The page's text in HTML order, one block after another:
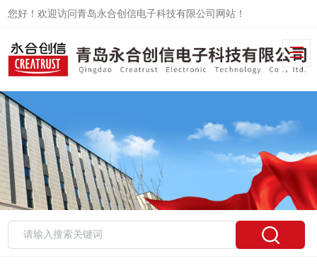
您好！欢迎访问青岛永合创信电子科技有限公司网站！